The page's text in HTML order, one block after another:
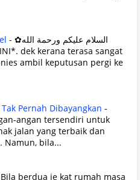
- ✿السلام عليكم ورحمة الله
ambil keputusan pergi ke
Pernah Dibayangkan -
angan tersendiri untuk
jalan yang terbaik dan
Namun, bila...
Bila berdua je kat rumah masa